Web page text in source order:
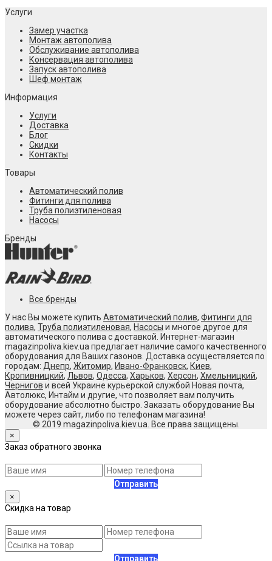
Услуги
Замер участка
Монтаж автополива
Обслуживание автополива
Консервация автополива
Запуск автополива
Шеф монтаж
Информация
Услуги
Доставка
Блог
Скидки
Контакты
Товары
Автоматический полив
Фитинги для полива
Труба полиэтиленовая
Насосы
Бренды
Все бренды
У нас Вы можете купить Автоматический полив, Фитинги для
полива, Труба полиэтиленовая, Насосы и многое другое для
автоматического полива с доставкой. Интернет-магазин
magazinpoliva.kiev.ua предлагает наличие самого качественного
оборудования для Ваших газонов. Доставка осуществляется по
городам: Днепр, Житомир, Ивано-Франковск, Киев,
Кропивницкий, Львов, Одесса, Харьков, Херсон, Хмельницкий,
Чернигов и всей Украине курьерской службой Новая почта,
Автолюкс, Интайм и другие, что позволяет вам получить
оборудование абсолютно быстро. Заказать оборудование Вы
можете через сайт, либо по телефонам магазина!
© 2019 magazinpoliva.kiev.ua. Все права защищены.
×
Заказ обратного звонка
Отправить
×
Скидка на товар
Отправить